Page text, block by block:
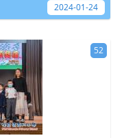
2024-01-24
52